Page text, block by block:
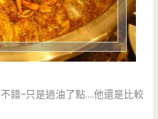
錯~只是過油了點….他還是比較